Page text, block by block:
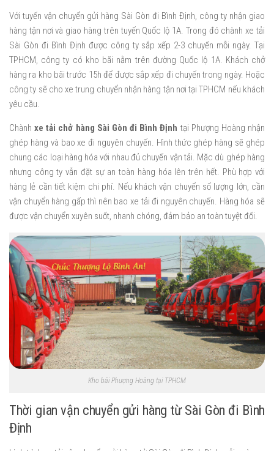
Với tuyến vận chuyển gửi hàng Sài Gòn đi Bình Định, công ty nhận giao
hàng tận nơi và giao hàng trên tuyến Quốc lộ 1A. Trong đó chành xe tải
Sài Gòn đi Bình Định được công ty sắp xếp 2-3 chuyến mỗi ngày. Tại
TPHCM, công ty có kho bãi nằm trên đường Quốc lộ 1A. Khách chở
hàng ra kho bãi trước 15h để được sắp xếp đi chuyến trong ngày. Hoặc
công ty sẽ cho xe trung chuyển nhận hàng tận nơi tại TPHCM nếu khách
yêu cầu.
Chànhxe tải chở hàng Sài Gòn đi Bình Định tại Phượng Hoàng nhận
ghép hàng và bao xe đi nguyên chuyến. Hình thức ghép hàng sẽ ghép
chung các loại hàng hóa với nhau đủ chuyến vận tải. Mặc dù ghép hàng
nhưng công ty vẫn đặt sự an toàn hàng hóa lên trên hết. Phù hợp với
hàng lẻ cần tiết kiệm chi phí. Nếu khách vận chuyển số lượng lớn, cần
vận chuyển hàng gấp thì nên bao xe tải đi nguyên chuyến. Hàng hóa sẽ
được vận chuyển xuyên suốt, nhanh chóng, đảm bảo an toàn tuyệt đối.
Kho bãi Phượng Hoàng tại TPHCM
Thời gian vận chuyển gửi hàng từ Sài Gòn đi Bình
Định